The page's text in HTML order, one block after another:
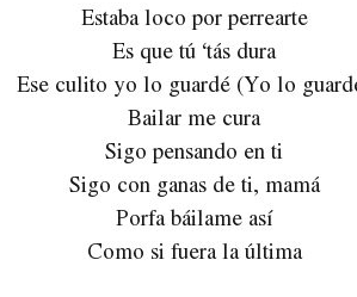
Estaba loco por perrearte
Es que tú ‘tás dura
Ese culito yo lo guardé (Yo lo
Bailar me cura
Sigo pensando en ti
Sigo con ganas de ti, mamá
Porfa báilame así
Como si fuera la última